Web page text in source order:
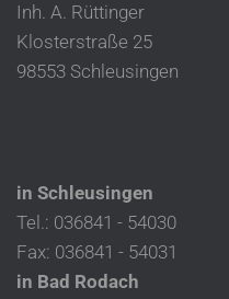
Inh. A. Rüttinger
Klosterstraße 25
98553 Schleusingen
in Schleusingen
Tel.: 036841 - 54030
Fax: 036841 - 54031
in Bad Rodach